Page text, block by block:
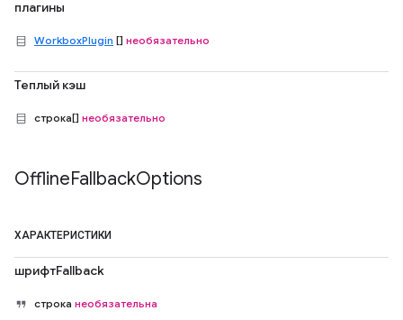
плагины
WorkboxPlugin [] необязательно
Теплый кэш
строка[] необязательно
OfflineFallbackOptions
ХАРАКТЕРИСТИКИ
шрифтFallback
строка необязательна